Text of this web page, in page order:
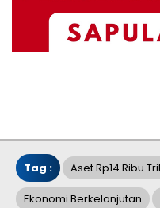
Tag : Aset Rp14 Ribu
Ekonomi Berkelanjutan